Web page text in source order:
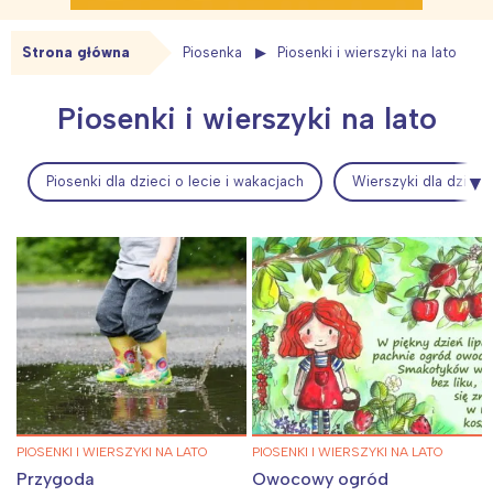
Strona główna Piosenka Piosenki i wierszyki na lato
Piosenki i wierszyki na lato
Piosenki dla dzieci o lecie i wakacjach Wierszyki dla dzieci
PIOSENKI I WIERSZYKI NA LATO
Przygoda
PIOSENKI I WIERSZYKI NA LATO
Owocowy ogród